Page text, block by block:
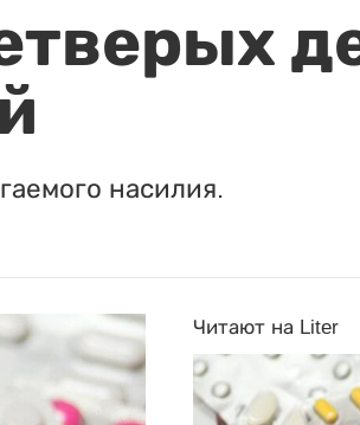
насилия.
Читают на Liter